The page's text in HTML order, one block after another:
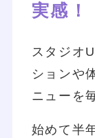
実感！
スタジオ
ションや
ニューを
始めて半